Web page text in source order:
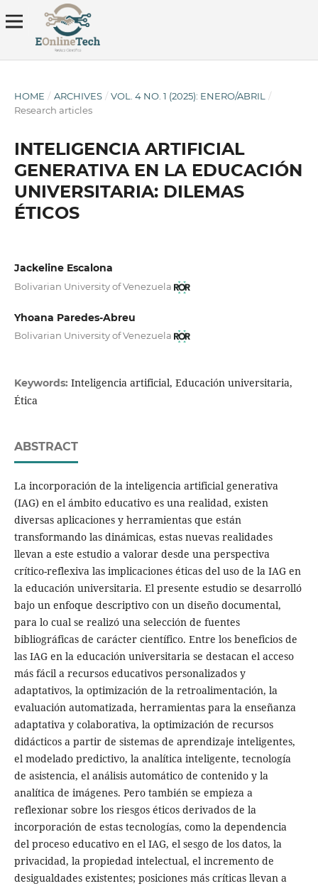
HOME / ARCHIVES / VOL. 4 NO. 1 (2025): ENERO/ABRIL
/
Research articles
INTELIGENCIA ARTIFICIAL
GENERATIVA EN LA EDUCACIÓN
UNIVERSITARIA: DILEMAS
ÉTICOS
Jackeline Escalona
Bolivarian University of Venezuela
Yhoana Paredes-Abreu
Bolivarian University of Venezuela
Keywords: Inteligencia artificial, Educación universitaria,
Ética
ABSTRACT
La incorporación de la inteligencia artificial generativa
(IAG) en el ámbito educativo es una realidad, existen
diversas aplicaciones y herramientas que están
transformando las dinámicas, estas nuevas realidades
llevan a este estudio a valorar desde una perspectiva
crítico-reflexiva las implicaciones éticas del uso de la IAG en
la educación universitaria. El presente estudio se desarrolló
bajo un enfoque descriptivo con un diseño documental,
para lo cual se realizó una selección de fuentes
bibliográficas de carácter científico. Entre los beneficios de
las IAG en la educación universitaria se destacan el acceso
más fácil a recursos educativos personalizados y
adaptativos, la optimización de la retroalimentación, la
evaluación automatizada, herramientas para la enseñanza
adaptativa y colaborativa, la optimización de recursos
didácticos a partir de sistemas de aprendizaje inteligentes,
el modelado predictivo, la analítica inteligente, tecnología
de asistencia, el análisis automático de contenido y la
analítica de imágenes. Pero también se empieza a
reflexionar sobre los riesgos éticos derivados de la
incorporación de estas tecnologías, como la dependencia
del proceso educativo en el IAG, el sesgo de los datos, la
privacidad, la propiedad intelectual, el incremento de
desigualdades existentes; posiciones más críticas llevan a